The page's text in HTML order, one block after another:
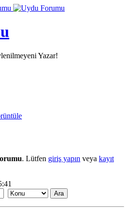
Yazar!
. Lütfen giriş yapın veya kayıt